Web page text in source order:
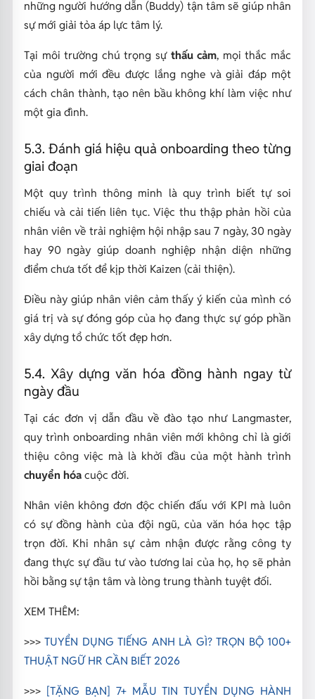
những người hướng dẫn (Buddy) tận tâm sẽ giúp nhân
sự mới giải tỏa áp lực tâm lý.
Tại môi trường chú trọng sự thấu cảm, mọi thắc mắc
của người mới đều được lắng nghe và giải đáp một
cách chân thành, tạo nên bầu không khí làm việc như
một gia đình.
5.3. Đánh giá hiệu quả onboarding theo từng
giai đoạn
Một quy trình thông minh là quy trình biết tự soi
chiếu và cải tiến liên tục. Việc thu thập phản hồi của
nhân viên về trải nghiệm hội nhập sau 7 ngày, 30 ngày
hay 90 ngày giúp doanh nghiệp nhận diện những
điểm chưa tốt để kịp thời Kaizen (cải thiện).
Điều này giúp nhân viên cảm thấy ý kiến của mình có
giá trị và sự đóng góp của họ đang thực sự góp phần
xây dựng tổ chức tốt đẹp hơn.
5.4. Xây dựng văn hóa đồng hành ngay từ
ngày đầu
Tại các đơn vị dẫn đầu về đào tạo như Langmaster,
quy trình onboarding nhân viên mới không chỉ là giới
thiệu công việc mà là khởi đầu của một hành trình
chuyển hóacuộc đời.
Nhân viên không đơn độc chiến đấu với KPI mà luôn
có sự đồng hành của đội ngũ, của văn hóa học tập
trọn đời. Khi nhân sự cảm nhận được rằng công ty
đang thực sự đầu tư vào tương lai của họ, họ sẽ phản
hồi bằng sự tận tâm và lòng trung thành tuyệt đối.
XEM THÊM:
>>>TUYỂN DỤNG TIẾNG ANH LÀ GÌ? TRỌN BỘ 100+
THUẬT NGỮ HR CẦN BIẾT 2026
>>> [TẶNG BẠN] 7+ MẪU TIN TUYỂN DỤNG HÀNH